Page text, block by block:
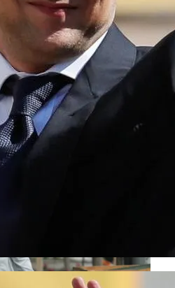
Положение И Эвакуация
АЛКОМАГ